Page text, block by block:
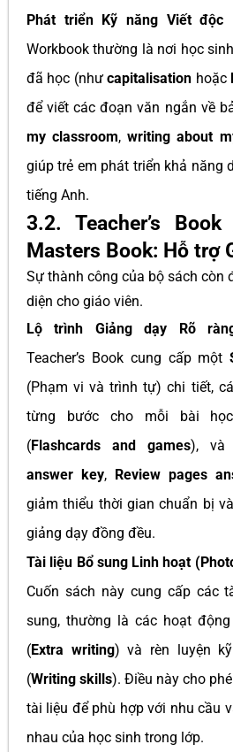
Phát triển Kỹ năng Viết độc
Workbook thường là nơi học
đã học (nhưcapitalisation hoặc
để viết các đoạn văn ngắn về
my classroom,writing about
giúp trẻ em phát triển khả năng
tiếng Anh.
3.2. Teacher’s
Masters Book: Hỗ trợ
Sự thành công của bộ sách còn
diện cho giáo viên.
Lộ trình Giảng dạy Rõ ràng
Teacher’s Book cung cấp một
(Phạm vi và trình tự) chi tiết,
từng bước cho mỗi bài
(Flashcards and games), và
answer key, Review pages
giảm thiểu thời gian chuẩn bị
giảng dạy đồng đều.
Tài liệu Bổ sung Linh hoạt
Cuốn sách này cung cấp các
sung, thường là các hoạt
(Extra writing) và rèn luyện
(Writing skills). Điều này cho
tài liệu để phù hợp với nhu cầu
nhau của học sinh trong lớp.